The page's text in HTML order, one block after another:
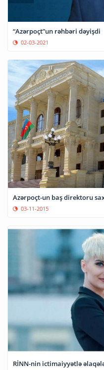
“Azərpoçt”un rəhbəri dəyişdi
02-03-2021
Azərpoçt-un baş direktoru
03-11-2015
RİNN-nin ictimaiyyətlə